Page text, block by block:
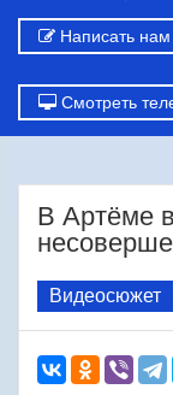
Написать нам
Смотреть
В Артёме
Видеосюжет